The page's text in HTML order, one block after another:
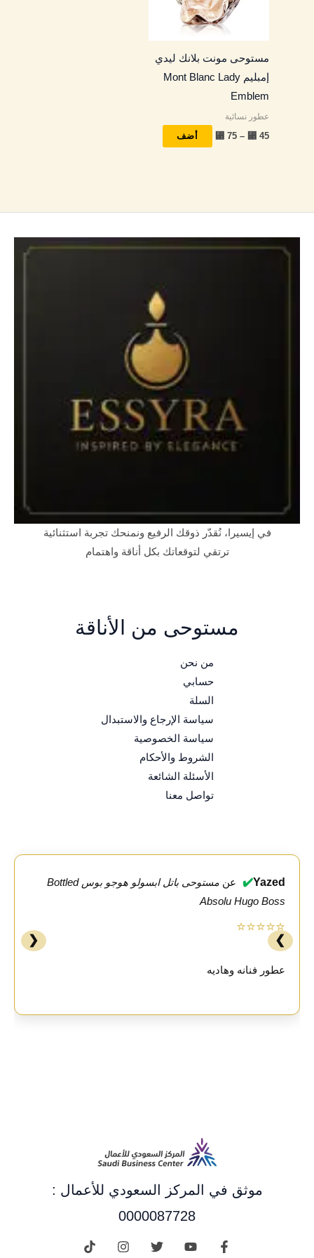
مستوحى مونت بلانك ليدي
إمبليم Mont Blanc Lady
Emblem
عطور نسائية
⃁ 45
–
⃁ 75 أضف
المنتج.
يمكن
في إيسيرا، نُقدّر ذوقك الرفيع ونمنحك تجربة استثنائية
ترتقي لتوقعاتك بكل أناقة واهتمام
مستوحى من الأناقة
من نحن
حسابي
السلة
سياسة الإرجاع والاستبدال
سياسة الخصوصية
الشروط والأحكام
الأسئلة الشائعة
تواصل معنا
Yazed
✔️ عن
مستوحى باتل ابسولو هوجو بوس Bottled
Absolu Hugo Boss
⭐⭐⭐⭐⭐
عطور فنانه وهاديه
❮ ❯
موثق في المركز السعودي للأعمال :
0000087728